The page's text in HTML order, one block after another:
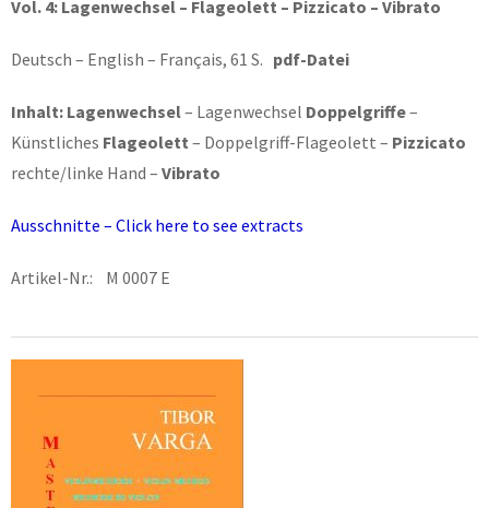
Vol. 4: Lagenwechsel – Flageolett – Pizzicato – Vibrato
Deutsch – English – Français, 61 S. pdf-Datei
Inhalt: Lagenwechsel– Lagenwechsel Doppelgriffe–
Künstliches Flageolett – Doppelgriff-Flageolett – Pizzicato
rechte/linke Hand – Vibrato
Ausschnitte – Click here to see extracts
Artikel-Nr.: M 0007 E